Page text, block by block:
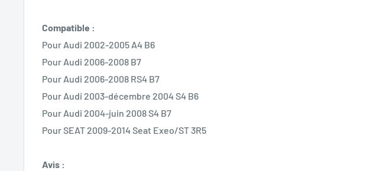
Compatible :
Pour Audi 2002-2005 A4 B6
Pour Audi 2006-2008 B7
Pour Audi 2006-2008 RS4 B7
Pour Audi 2003-décembre 2004 S4 B6
Pour Audi 2004-juin 2008 S4 B7
Pour SEAT 2009-2014 Seat Exeo/ST 3R5
Avis :